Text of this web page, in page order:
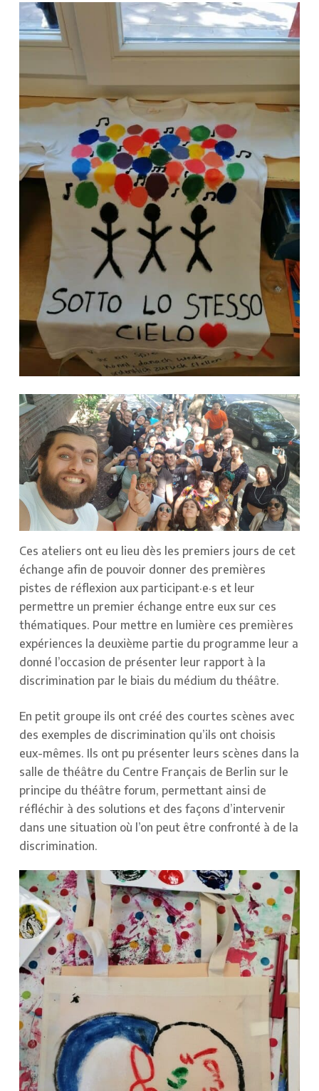
Ces ateliers ont eu lieu dès les premiers jours de cet
échange afin de pouvoir donner des premières
pistes de réflexion aux participant·e·s et leur
permettre un premier échange entre eux sur ces
thématiques. Pour mettre en lumière ces premières
expériences la deuxième partie du programme leur a
donné l’occasion de présenter leur rapport à la
discrimination par le biais du médium du théâtre.
En petit groupe ils ont créé des courtes scènes avec
des exemples de discrimination qu’ils ont choisis
eux-mêmes. Ils ont pu présenter leurs scènes dans la
salle de théâtre du Centre Français de Berlin sur le
principe du théâtre forum, permettant ainsi de
réfléchir à des solutions et des façons d’intervenir
dans une situation où l’on peut être confronté à de la
discrimination.